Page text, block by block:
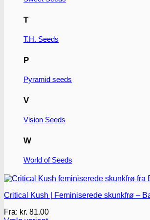
T
T.H. Seeds
P
Pyramid seeds
V
Vision Seeds
W
World of Seeds
varesiden
Critical Kush | Feminiserede skunkfrø –
Fra: kr. 81.00